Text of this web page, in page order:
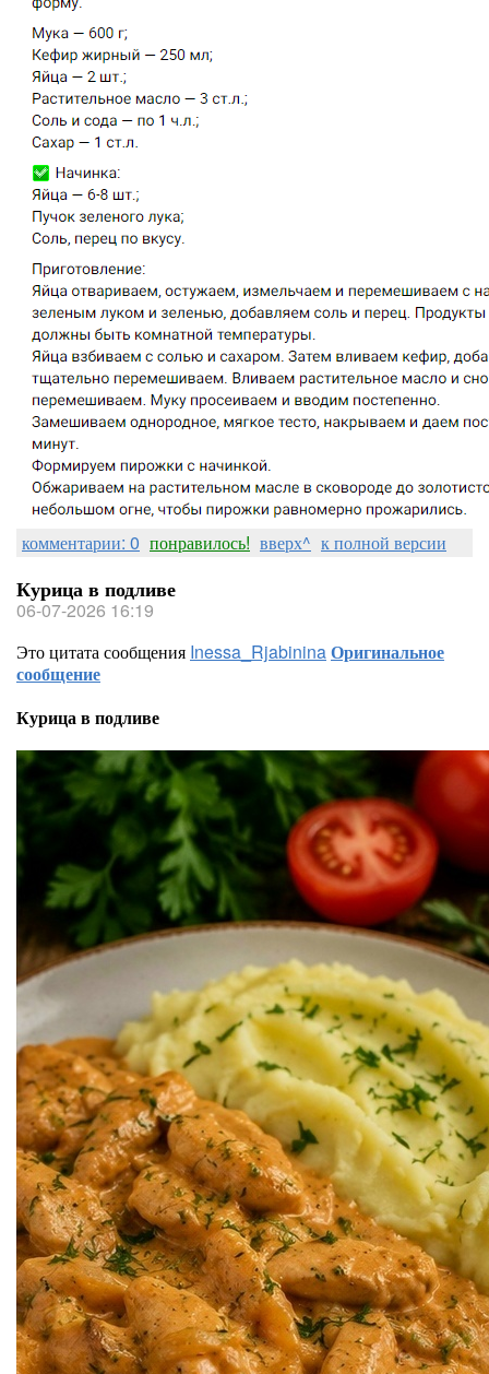
комментарии: 0 понравилось! вверх^ к полной версии
Курица в подливе
06-07-2026 16:19
Это цитата сообщения Inessa_RjabininaОригинальное
сообщение
Курица в подливе